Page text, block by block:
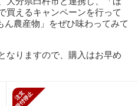
買えるキャンペーンを行って
ん農産物」をぜひ味わってみて
なりますので、購入はお早め